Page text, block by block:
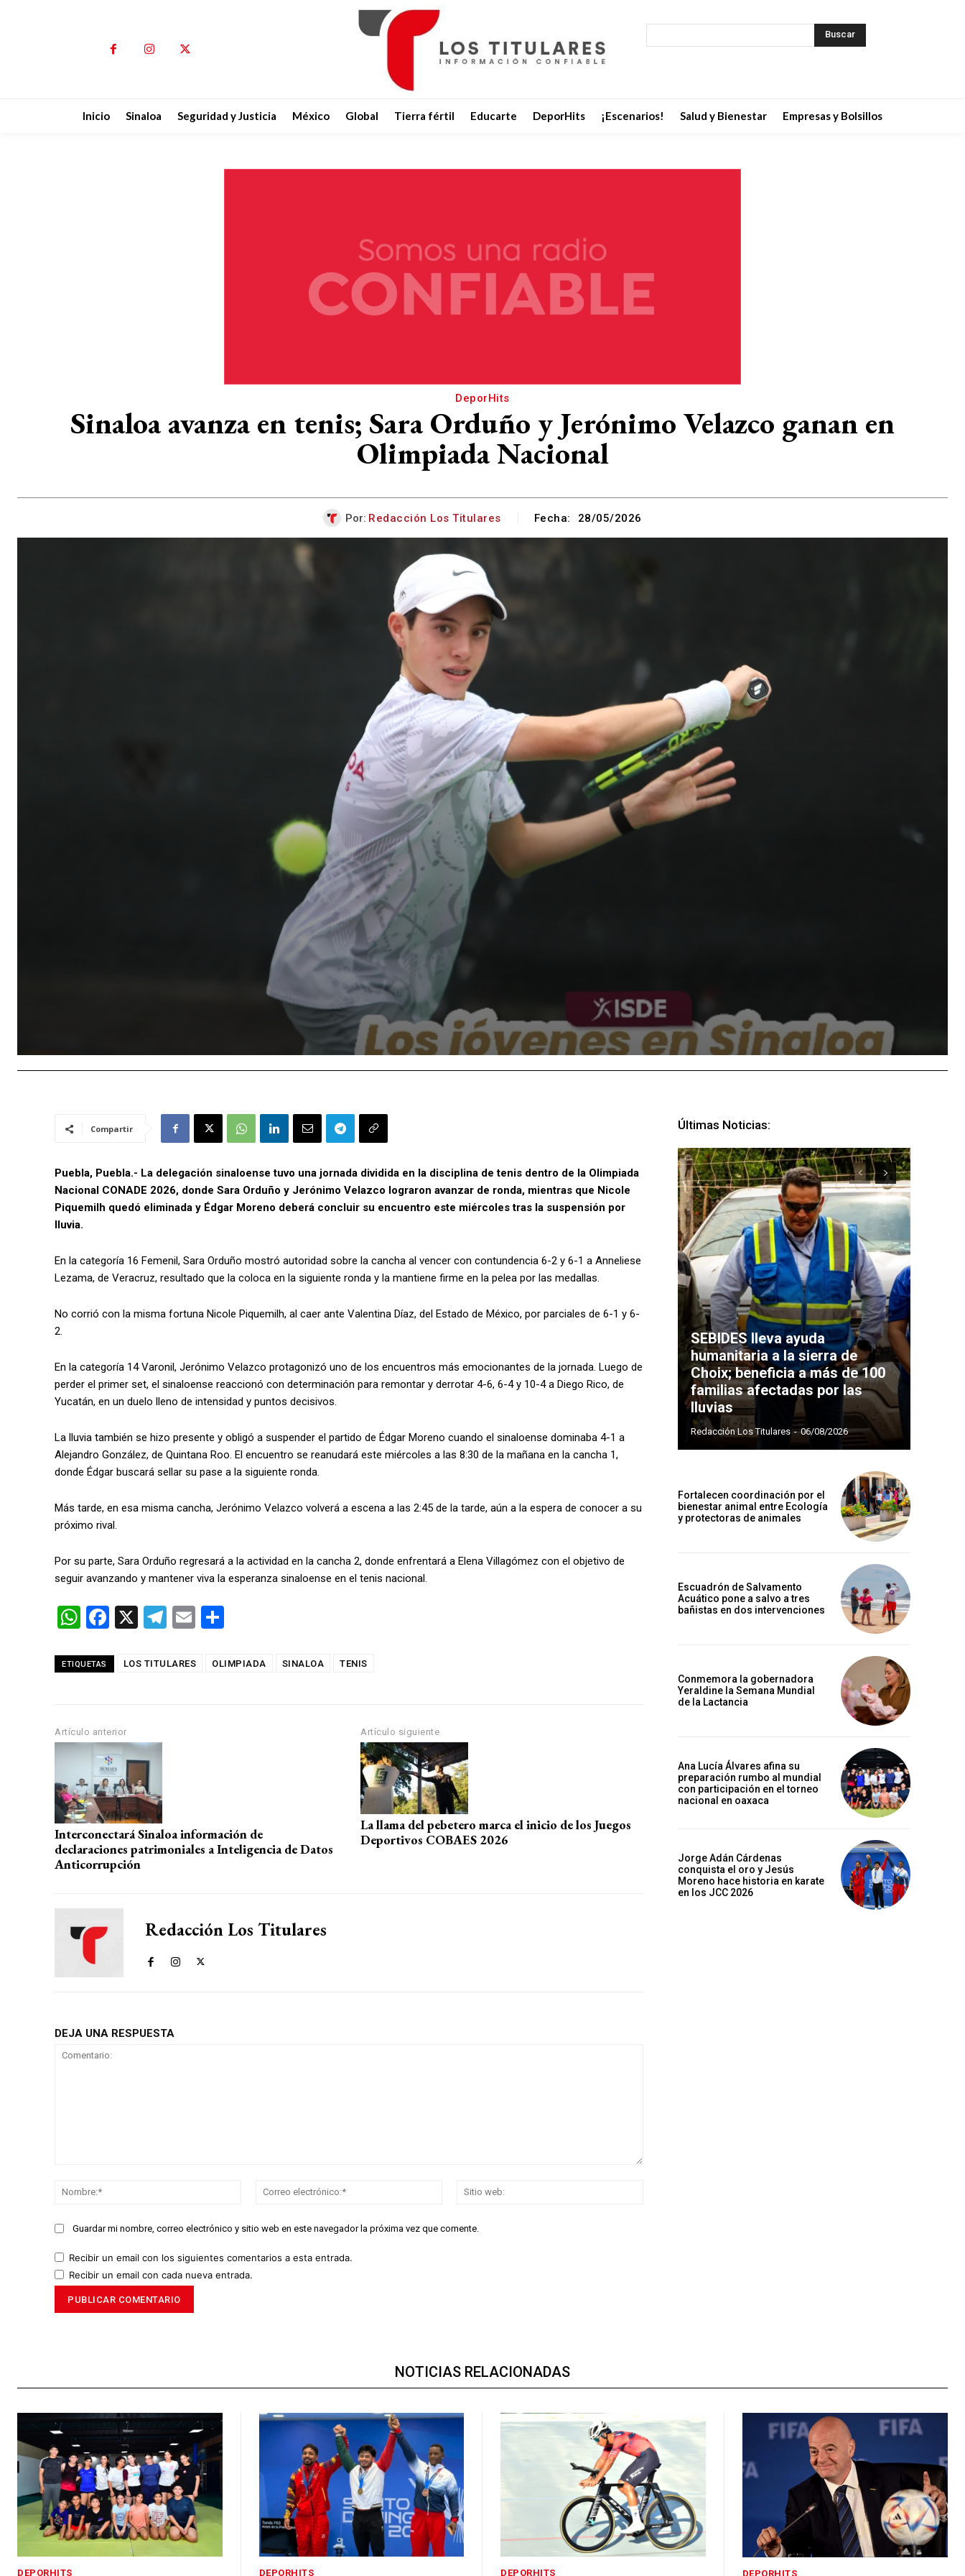
Buscar
Inicio Sinaloa Seguridad y Justicia México Global Tierra fértil Educarte DeporHits ¡Escenarios! Salud y Bienestar Empresas y Bolsillos
DeporHits
Sinaloa avanza en tenis; Sara Orduño y Jerónimo Velazco ganan en
Olimpiada Nacional
Por: Redacción Los Titulares Fecha: 28/05/2026
Compartir
Puebla, Puebla.- La delegación sinaloense tuvo una jornada dividida en la disciplina de tenis dentro de la Olimpiada
Nacional CONADE 2026, donde Sara Orduño y Jerónimo Velazco lograron avanzar de ronda, mientras que Nicole
Piquemilh quedó eliminada y Édgar Moreno deberá concluir su encuentro este miércoles tras la suspensión por
lluvia.
En la categoría 16 Femenil, Sara Orduño mostró autoridad sobre la cancha al vencer con contundencia 6-2 y 6-1 a Anneliese
Lezama, de Veracruz, resultado que la coloca en la siguiente ronda y la mantiene firme en la pelea por las medallas.
No corrió con la misma fortuna Nicole Piquemilh, al caer ante Valentina Díaz, del Estado de México, por parciales de 6-1 y 6-
2.
En la categoría 14 Varonil, Jerónimo Velazco protagonizó uno de los encuentros más emocionantes de la jornada. Luego de
perder el primer set, el sinaloense reaccionó con determinación para remontar y derrotar 4-6, 6-4 y 10-4 a Diego Rico, de
Yucatán, en un duelo lleno de intensidad y puntos decisivos.
La lluvia también se hizo presente y obligó a suspender el partido de Édgar Moreno cuando el sinaloense dominaba 4-1 a
Alejandro González, de Quintana Roo. El encuentro se reanudará este miércoles a las 8:30 de la mañana en la cancha 1,
donde Édgar buscará sellar su pase a la siguiente ronda.
Más tarde, en esa misma cancha, Jerónimo Velazco volverá a escena a las 2:45 de la tarde, aún a la espera de conocer a su
próximo rival.
Por su parte, Sara Orduño regresará a la actividad en la cancha 2, donde enfrentará a Elena Villagómez con el objetivo de
seguir avanzando y mantener viva la esperanza sinaloense en el tenis nacional.
W
at
p
p
F
ce
o
k
X
T
e
E
ail m
ETIQUETAS LOS TITULARES OLIMPIADA SINALOA TENIS
Artículo anterior
Interconectará Sinaloa información de
declaraciones patrimoniales a Inteligencia de Datos
Anticorrupción
Artículo siguiente
La llama del pebetero marca el inicio de los Juegos
Deportivos COBAES 2026
Redacción Los Titulares
DEJA UNA RESPUESTA
Nombre:*
Correo
Guardar mi nombre, correo electrónico y sitio web en este navegador la próxima vez que comente.
Recibir un email con los siguientes comentarios a esta entrada.
Recibir un email con cada nueva entrada.
Últimas Noticias:
SEBIDES lleva ayuda
humanitaria a la sierra de
Choix; beneficia a más de 100
familias afectadas por las
lluvias
Redacción Los Titulares - 06/08/2026
Fortalecen coordinación por el
bienestar animal entre Ecología
y protectoras de animales
Escuadrón de Salvamento
Acuático pone a salvo a tres
bañistas en dos intervenciones
Conmemora la gobernadora
Yeraldine la Semana Mundial
de la Lactancia
Ana Lucía Álvares afina su
preparación rumbo al mundial
con participación en el torneo
nacional en oaxaca
Jorge Adán Cárdenas
conquista el oro y Jesús
Moreno hace historia en karate
en los JCC 2026
NOTICIAS RELACIONADAS
DEPORHITS DEPORHITS DEPORHITS DEPORHITS